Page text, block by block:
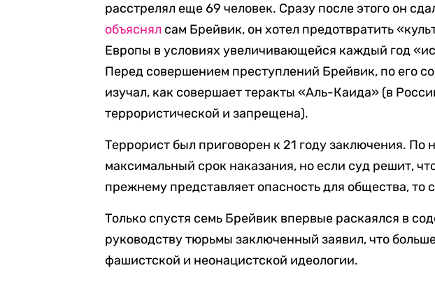
расстрелял еще 69 человек. Сразу после этого он
объяснял сам Брейвик, он хотел предотвратить
Европы в условиях увеличивающейся каждый год
Перед совершением преступлений Брейвик, по его
изучал, как совершает теракты «Аль-Каида» (в
террористической и запрещена).
Террорист был приговорен к 21 году заключения. По
максимальный срок наказания, но если суд решит,
прежнему представляет опасность для общества, то
Только спустя семь Брейвик впервые раскаялся в
руководству тюрьмы заключенный заявил, что
фашистской и неонацистской идеологии.